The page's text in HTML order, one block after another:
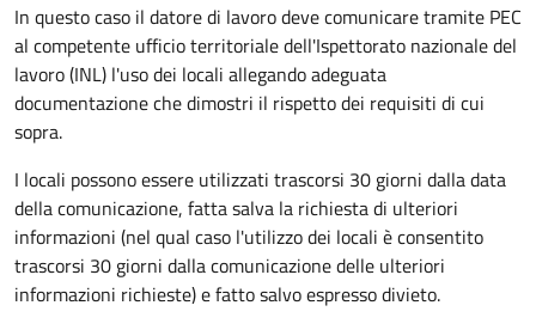
In questo caso il datore di lavoro deve comunicare tramite PEC
al competente ufficio territoriale dell'Ispettorato nazionale del
lavoro (INL) l'uso dei locali allegando adeguata
documentazione che dimostri il rispetto dei requisiti di cui
sopra.
I locali possono essere utilizzati trascorsi 30 giorni dalla data
della comunicazione, fatta salva la richiesta di ulteriori
informazioni (nel qual caso l'utilizzo dei locali è consentito
trascorsi 30 giorni dalla comunicazione delle ulteriori
informazioni richieste) e fatto salvo espresso divieto.